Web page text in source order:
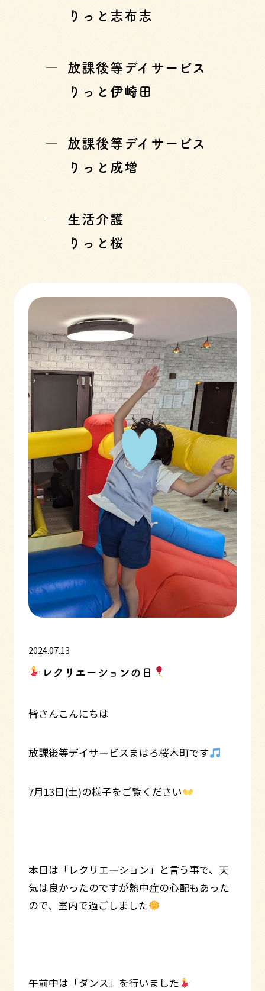
2024.07.13
レクリエーションの日
皆さんこんにちは
放課後等デイサービスまはろ桜木町です
7月13日(土)の様子をご覧ください
本日は「レクリエーション」と言う事で、天
気は良かったのですが熱中症の心配もあった
ので、室内で過ごしました
午前中は「ダンス」を行いました
りっと志布志
放課後等デイサービス
りっと伊崎田
放課後等デイサービス
りっと成増
生活介護
りっと桜